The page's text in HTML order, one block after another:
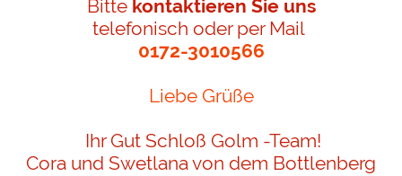
Bitte kontaktieren Sie uns
telefonisch oder per Mail
0172-3010566
Liebe Grüße
Ihr Gut Schloß Golm -Team!
Cora und Swetlana von dem Bottlenberg